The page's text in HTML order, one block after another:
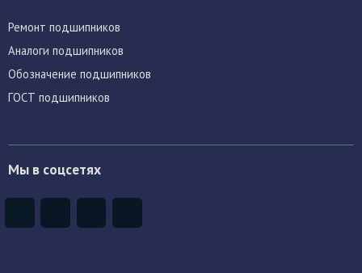
Ремонт подшипников
Аналоги подшипников
Обозначение подшипников
ГОСТ подшипников
Мы в соцсетях